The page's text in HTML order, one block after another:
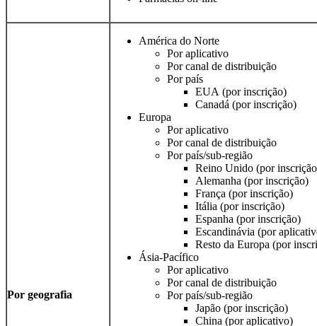
Por geografia
América do Norte
Por aplicativo
Por canal de distribuição
Por país
EUA (por inscrição)
Canadá (por inscrição)
Europa
Por aplicativo
Por canal de distribuição
Por país/sub-região
Reino Unido (por
Alemanha (por inscrição)
França (por inscrição)
Itália (por inscrição)
Espanha (por inscrição)
Escandinávia (por
Resto da Europa (por
Ásia-Pacífico
Por aplicativo
Por canal de distribuição
Por país/sub-região
Japão (por inscrição)
China (por aplicativo)